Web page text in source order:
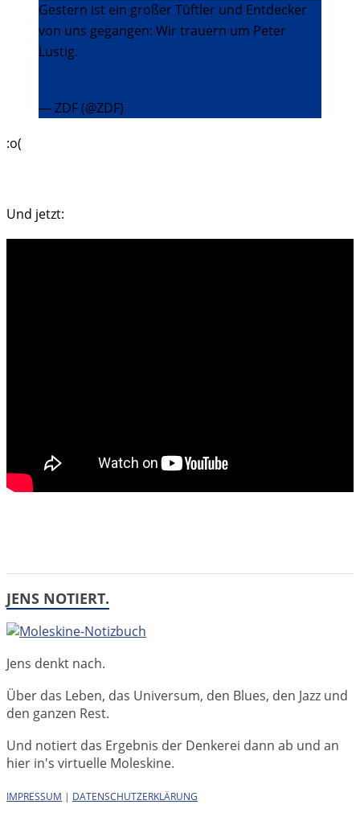
Gestern ist ein großer Tüftler und Entdecker
von uns gegangen: Wir trauern um Peter
Lustig.
— ZDF (@ZDF)
:o(
Und jetzt:
JENS NOTIERT.
Jens denkt nach.
Über das Leben, das Universum, den Blues, den Jazz und
den ganzen Rest.
Und notiert das Ergebnis der Denkerei dann ab und an
hier in's virtuelle Moleskine.
IMPRESSUM | DATENSCHUTZERKLÄRUNG